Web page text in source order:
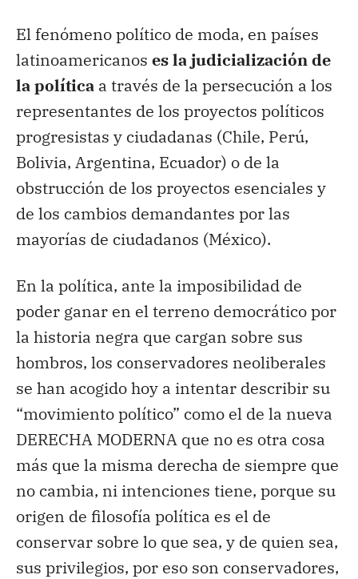
El fenómeno político de moda, en países
latinoamericanos es la judicialización de
la política a través de la persecución a los
representantes de los proyectos políticos
progresistas y ciudadanas (Chile, Perú,
Bolivia, Argentina, Ecuador) o de la
obstrucción de los proyectos esenciales y
de los cambios demandantes por las
mayorías de ciudadanos (México).
En la política, ante la imposibilidad de
poder ganar en el terreno democrático por
la historia negra que cargan sobre sus
hombros, los conservadores neoliberales
se han acogido hoy a intentar describir su
“movimiento político” como el de la nueva
DERECHA MODERNA que no es otra cosa
más que la misma derecha de siempre que
no cambia, ni intenciones tiene, porque su
origen de filosofía política es el de
conservar sobre lo que sea, y de quien sea,
sus privilegios, por eso son conservadores,